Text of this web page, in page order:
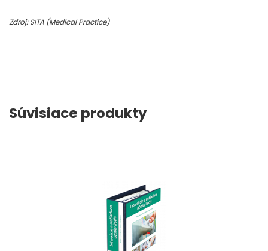
Zdroj: SITA (Medical Practice)
Súvisiace produkty